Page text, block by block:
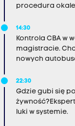
procedura
14:30
Kontrola CBA w
magistracie.
nowych
22:30
Gdzie gubi się
luki w systemie.